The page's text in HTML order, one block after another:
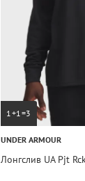
1+1=3
UNDER ARMOUR
Лонгслив UA Pjt